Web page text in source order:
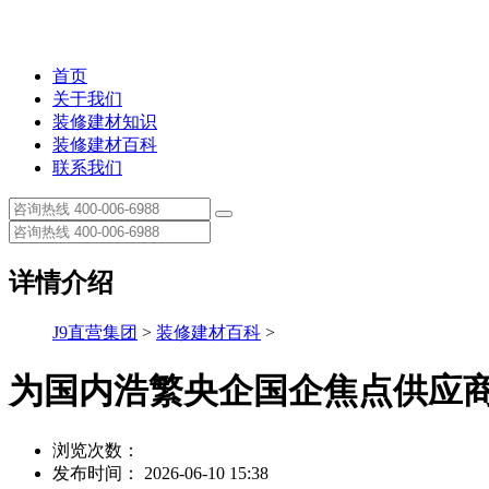
首页
关于我们
装修建材知识
装修建材百科
联系我们
详情介绍
J9直营集团 > 装修建材百科 >
为国内浩繁央企国企焦点供应
浏览次数：
发布时间： 2026-06-10 15:38